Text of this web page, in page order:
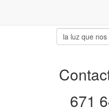
671